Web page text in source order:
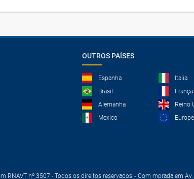
OUTROS PAÍSES
Espanha
Italia
Brasil
França
Alemanha
Reino
Mexico
Europe
RNAVT nº 3507 - Todos os direitos reservados Com morada em